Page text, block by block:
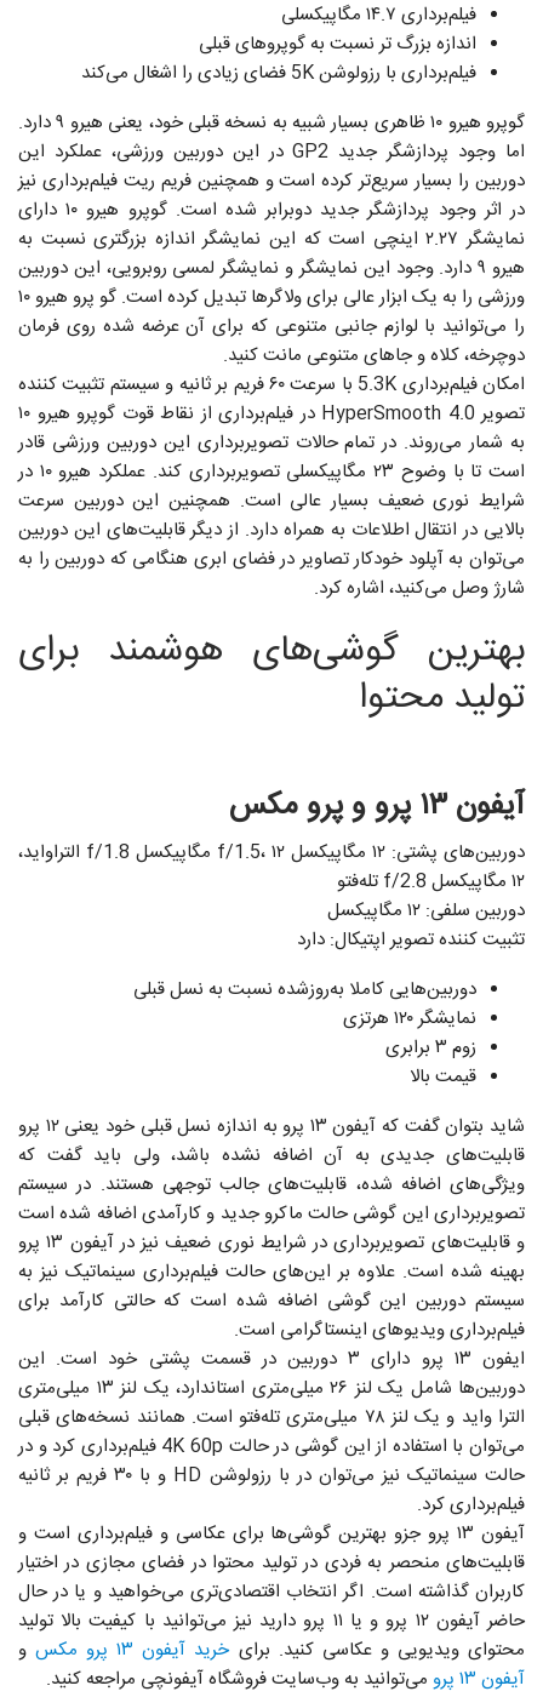
فیلم‌برداری ۱۴.۷ مگاپیکسلی
اندازه بزرگ ‌تر نسبت به گوپروهای قبلی
فیلم‌برداری با رزولوشن 5K فضای زیادی را اشغال می‌کند
گوپرو هیرو ۱۰ ظاهری بسیار شبیه به نسخه قبلی خود، یعنی هیرو ۹ دارد.
اما وجود پردازشگر جدید GP2 در این دوربین‌ ورزشی، عملکرد این
دوربین را بسیار سریع‌تر کرده است و همچنین فریم ریت فیلم‌برداری نیز
در اثر وجود پردازشگر جدید دوبرابر شده است. گوپرو هیرو ۱۰ دارای
نمایشگر ۲.۲۷ اینچی است که این نمایشگر اندازه بزرگتری نسبت به
هیرو ۹ دارد. وجود این نمایشگر و نمایشگر لمسی روبرویی، این دوربین
ورزشی را به یک ابزار عالی برای ولاگرها تبدیل کرده است. گو پرو هیرو ۱۰
را می‌توانید با لوازم جانبی متنوعی که برای آن عرضه شده روی فرمان
دوچرخه، کلاه و جاهای متنوعی مانت کنید.
امکان فیلم‌برداری 5.3K با سرعت ۶۰ فریم بر ثانیه و سیستم تثبیت کننده
تصویر HyperSmooth 4.0 در فیلم‌برداری از نقاط قوت گوپرو هیرو ۱۰
به شمار می‌روند. در تمام حالات تصویربرداری این دوربین ورزشی قادر
است تا با وضوح ۲۳ مگاپیکسلی تصویربرداری کند. عملکرد هیرو ۱۰ در
شرایط نوری ضعیف بسیار عالی است. همچنین این دوربین سرعت
بالایی در انتقال اطلاعات به همراه دارد. از دیگر قابلیت‌های این دوربین
می‌توان به آپلود خودکار تصاویر در فضای ابری هنگامی که دوربین را به
شارژ وصل می‌کنید، اشاره کرد.
بهترین گوشی‌های هوشمند برای
تولید محتوا
آیفون ۱۳ پرو و پرو مکس
دوربین‌های پشتی: ۱۲ مگاپیکسل f/1.5، ۱۲ مگاپیکسل f/1.8 التراواید،
۱۲ مگاپیکسل f/2.8 تله‌فتو
دوربین سلفی: ۱۲ مگاپیکسل
تثبیت کننده تصویر اپتیکال: دارد
دوربین‌هایی کاملا به‌روزشده نسبت به نسل قبلی
نمایشگر ۱۲۰ هرتزی
زوم ۳ برابری
قیمت بالا
شاید بتوان گفت که آیفون ۱۳ پرو به اندازه نسل قبلی خود یعنی ۱۲ پرو
قابلیت‌های جدیدی به آن اضافه نشده باشد، ولی باید گفت که
ویژگی‌های اضافه شده، قابلیت‌های جالب توجهی هستند. در سیستم
تصویربرداری این گوشی حالت ماکرو جدید و کارآمدی اضافه شده است
و قابلیت‌های تصویربرداری در شرایط نوری ضعیف نیز در آیفون ۱۳ پرو
بهینه شده است. علاوه بر این‌های حالت فیلم‌برداری سینماتیک نیز به
سیستم دوربین این گوشی اضافه شده است که حالتی کارآمد برای
فیلم‌برداری ویدیوهای اینستاگرامی است.
ایفون ۱۳ پرو دارای ۳ دوربین در قسمت پشتی خود است. این
دوربین‌ها شامل یک لنز ۲۶ میلی‌متری استاندارد، یک لنز ۱۳ میلی‌متری
الترا واید و یک لنز ۷۸ میلی‌متری تله‌فتو است. همانند نسخه‌های قبلی
می‌توان با استفاده از این گوشی در حالت 4K 60p فیلم‌برداری کرد و در
حالت سینماتیک نیز می‌توان در با رزولوشن HD و با ۳۰ فریم بر ثانیه
فیلم‌برداری کرد.
آیفون ۱۳ پرو جزو بهترین گوشی‌ها برای عکاسی و فیلم‌برداری است و
قابلیت‌های منحصر به فردی در تولید محتوا در فضای مجازی در اختیار
کاربران گذاشته است. اگر انتخاب اقتصادی‌تری می‌خواهید و یا در حال
حاضر آیفون ۱۲ پرو و یا ۱۱ پرو دارید نیز می‌توانید با کیفیت بالا تولید
محتوای ویدیویی و عکاسی کنید. برایخرید آیفون ۱۳ پرو مکس
و
آیفون ۱۳ پرو
می‌توانید به وب‌سایت فروشگاه آیفونچی مراجعه کنید.